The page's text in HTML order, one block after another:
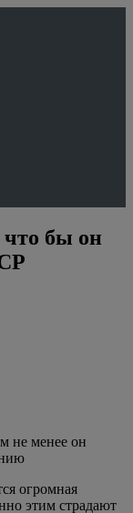
бы он
не менее он
огромная
этим страдают